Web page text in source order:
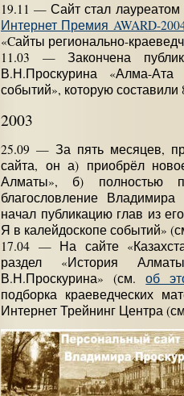
19.11 — Сайт стал лауреатом
Интернет Премия AWARD-
«Cайты регионально-
11.03 — Закончена
В.Н.Проскурина «Алма-
событий», которую составили
2003
25.09 — За пять месяцев,
сайта, он а) приобрёл
Алматы», б) полностью
благословление
начал публикацию глав из
Я в калейдоскопе событий»
17.04 — На сайте
раздел «История
В.Н.Проскурина» (см.об
подборка краеведческих
Интернет Трейнинг Центра